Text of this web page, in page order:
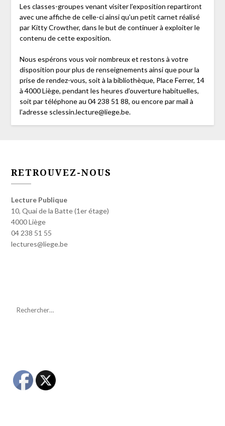
Les classes-groupes venant visiter l’exposition repartiront
avec une affiche de celle-ci ainsi qu’un petit carnet réalisé
par Kitty Crowther, dans le but de continuer à exploiter le
contenu de cette exposition.
Nous espérons vous voir nombreux et restons à votre
disposition pour plus de renseignements ainsi que pour la
prise de rendez-vous, soit à la bibliothèque, Place Ferrer, 14
à 4000 Liège, pendant les heures d’ouverture habituelles,
soit par téléphone au 04 238 51 88, ou encore par mail à
l’adresse sclessin.lecture@liege.be.
RETROUVEZ-NOUS
Lecture Publique
10, Quai de la Batte (1er étage)
4000 Liège
04 238 51 55
lectures@liege.be